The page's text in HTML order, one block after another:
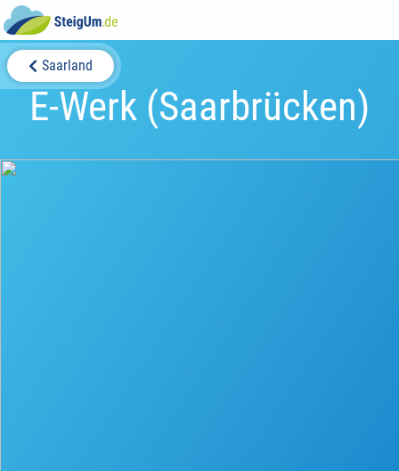
Saarland
E-Werk (Saarbrücken)